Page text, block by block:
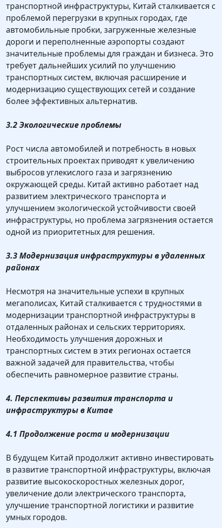
транспортной инфраструктуры, Китай сталкивается с
проблемой перегрузки в крупных городах, где
автомобильные пробки, загруженные железные
дороги и переполненные аэропорты создают
значительные проблемы для граждан и бизнеса. Это
требует дальнейших усилий по улучшению
транспортных систем, включая расширение и
модернизацию существующих сетей и создание
более эффективных альтернатив.
3.2 Экологические проблемы
Рост числа автомобилей и потребность в новых
строительных проектах приводят к увеличению
выбросов углекислого газа и загрязнению
окружающей среды. Китай активно работает над
развитием электрического транспорта и
улучшением экологической устойчивости своей
инфраструктуры, но проблема загрязнения остается
одной из приоритетных для решения.
3.3 Модернизация инфраструктуры в удаленных
районах
Несмотря на значительные успехи в крупных
мегаполисах, Китай сталкивается с трудностями в
модернизации транспортной инфраструктуры в
отдаленных районах и сельских территориях.
Необходимость улучшения дорожных и
транспортных систем в этих регионах остается
важной задачей для правительства, чтобы
обеспечить равномерное развитие страны.
4. Перспективы развития транспорта и
инфраструктуры в Китае
4.1 Продолжение роста и модернизации
В будущем Китай продолжит активно инвестировать
в развитие транспортной инфраструктуры, включая
развитие высокоскоростных железных дорог,
увеличение доли электрического транспорта,
улучшение транспортной логистики и развитие
умных городов.